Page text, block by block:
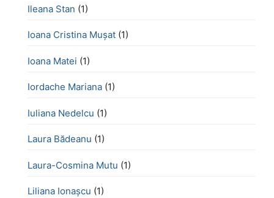
Ileana Stan (1)
Ioana Cristina Mușat (1)
Ioana Matei (1)
Iordache Mariana (1)
Iuliana Nedelcu (1)
Laura Bădeanu (1)
Laura-Cosmina Mutu (1)
Liliana Ionașcu (1)